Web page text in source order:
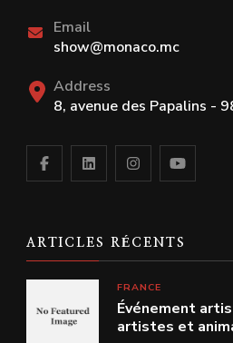
Email
show@monaco.mc
Address
8, avenue des Papalins -
ARTICLES RÉCENTS
FRANCE
Événement
artistes et